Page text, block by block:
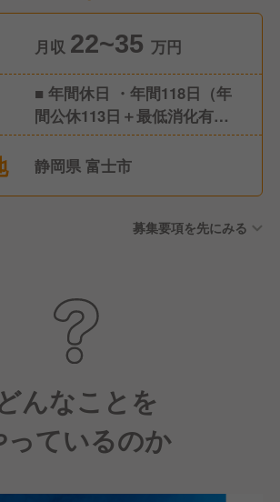
月収 22~35 万円
■ 年間休日 ・年間118日（年
間公休113日＋最低消化有給5
日） ・1ヶ月9休制（※2月のみ
8休） ・大晦日元旦は原則全
静岡県 富士市
募集要項を先にみる
どんなことを
っているのか